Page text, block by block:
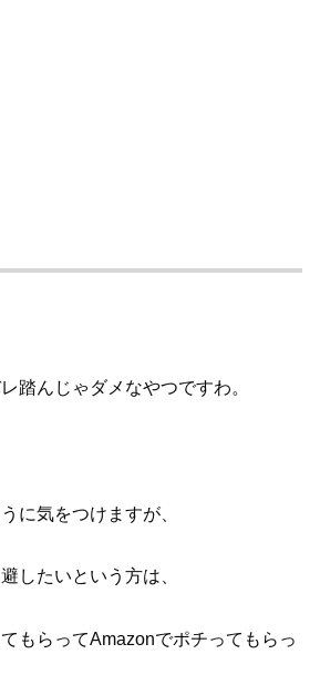
踏んじゃダメなやつですわ。
に気をつけますが、
したいという方は、
もらってAmazonでポチってもらっ